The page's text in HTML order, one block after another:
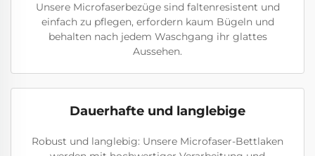
Unsere Microfaserbezüge sind faltenresistent und
einfach zu pflegen, erfordern kaum Bügeln und
behalten nach jedem Waschgang ihr glattes
Aussehen.
Dauerhafte und langlebige
Robust und langlebig: Unsere Microfaser-Bettlaken